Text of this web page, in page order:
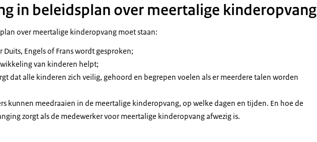
in beleidsplan over meertalige kinderopvang
over meertalige kinderopvang moet staan:
Duits, Engels of Frans wordt gesproken;
van kinderen helpt;
dat alle kinderen zich veilig, gehoord en begrepen voelen als er meerdere talen worden
kunnen meedraaien in de meertalige kinderopvang, op welke dagen en tijden. En hoe de
zorgt als de medewerker voor meertalige kinderopvang afwezig is.